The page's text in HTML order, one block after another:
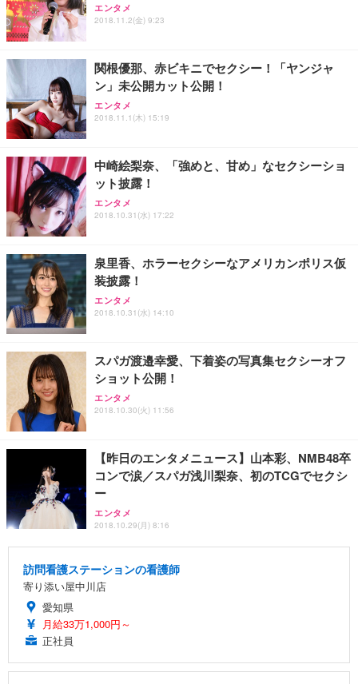
エンタメ
2018.11.2(金) 9:23
関根優那、赤ビキニでセクシー！「ヤンジャ
ン」未公開カット公開！
エンタメ
2018.11.1(木) 15:19
中崎絵梨奈、「強めと、甘め」なセクシーショ
ット披露！
エンタメ
2018.10.31(水) 17:22
泉里香、ホラーセクシーなアメリカンポリス仮
装披露！
エンタメ
2018.10.31(水) 14:10
スパガ渡邉幸愛、下着姿の写真集セクシーオフ
ショット公開！
エンタメ
2018.10.30(火) 11:56
【昨日のエンタメニュース】山本彩、NMB48卒
コンで涙／スパガ浅川梨奈、初のTCGでセクシ
ー
エンタメ
2018.10.29(月) 8:16
訪問看護ステーションの看護師
寄り添い屋中川店
愛知県
月給33万1,000円～
正社員